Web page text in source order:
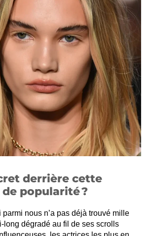
derrière cette
popularité ?
parmi nous n’a pas déjà trouvé mille
long dégradé au fil de ses scrolls